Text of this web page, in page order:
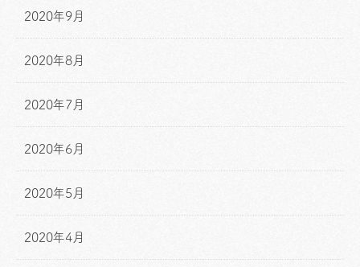
2020年9月
2020年8月
2020年7月
2020年6月
2020年5月
2020年4月